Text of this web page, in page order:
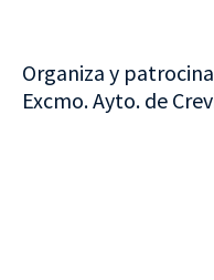
Organiza y
Excmo. Ayto. de